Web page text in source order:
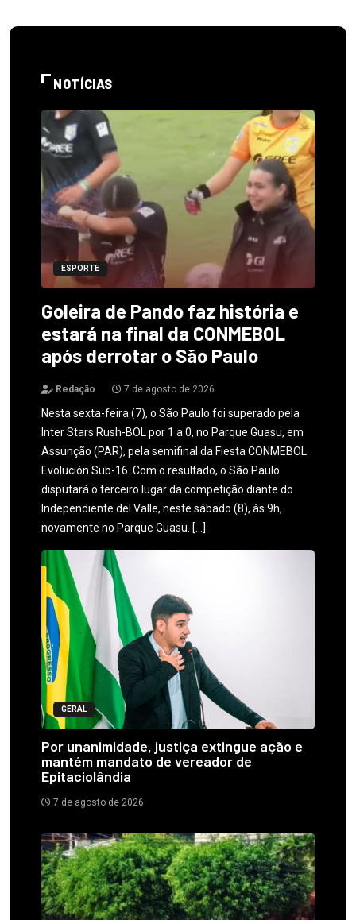
NOTÍCIAS
ESPORTE
Goleira de Pando faz história e
estará na final da CONMEBOL
após derrotar o São Paulo
Redação 7 de agosto de 2026
Nesta sexta-feira (7), o São Paulo foi superado pela
Inter Stars Rush-BOL por 1 a 0, no Parque Guasu, em
Assunção (PAR), pela semifinal da Fiesta CONMEBOL
Evolución Sub-16. Com o resultado, o São Paulo
disputará o terceiro lugar da competição diante do
Independiente del Valle, neste sábado (8), às 9h,
novamente no Parque Guasu. […]
GERAL
Por unanimidade, justiça extingue ação e
mantém mandato de vereador de
Epitaciolândia
7 de agosto de 2026